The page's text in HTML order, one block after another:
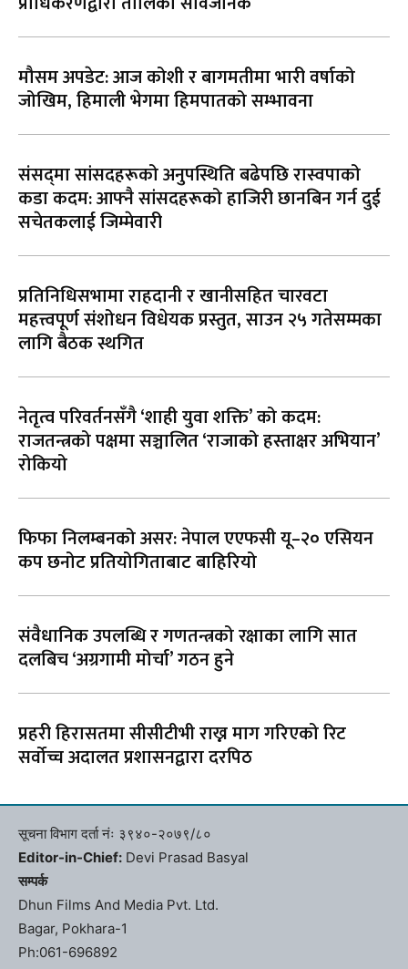
मौसम अपडेट: आज कोशी र बागमतीमा भारी वर्षाको
जोखिम, हिमाली भेगमा हिमपातको सम्भावना
संसद्‌मा सांसदहरूको अनुपस्थिति बढेपछि रास्वपाको
कडा कदम: आफ्नै सांसदहरूको हाजिरी छानबिन गर्न दुई
सचेतकलाई जिम्मेवारी
प्रतिनिधिसभामा राहदानी र खानीसहित चारवटा
महत्त्वपूर्ण संशोधन विधेयक प्रस्तुत, साउन २५ गतेसम्मका
लागि बैठक स्थगित
नेतृत्व परिवर्तनसँगै ‘शाही युवा शक्ति’ को कदम:
राजतन्त्रको पक्षमा सञ्चालित ‘राजाको हस्ताक्षर अभियान’
रोकियो
फिफा निलम्बनको असर: नेपाल एएफसी यू–२० एसियन
कप छनोट प्रतियोगिताबाट बाहिरियो
संवैधानिक उपलब्धि र गणतन्त्रको रक्षाका लागि सात
दलबिच ‘अग्रगामी मोर्चा’ गठन हुने
प्रहरी हिरासतमा सीसीटीभी राख्न माग गरिएको रिट
सर्वोच्च अदालत प्रशासनद्वारा दरपिठ
सूचना विभाग दर्ता नंः ३९४०-२०७९/८०
Editor-in-Chief: Devi Prasad Basyal
सम्पर्क
Dhun Films And Media Pvt. Ltd.
Bagar, Pokhara-1
Ph:061-696892